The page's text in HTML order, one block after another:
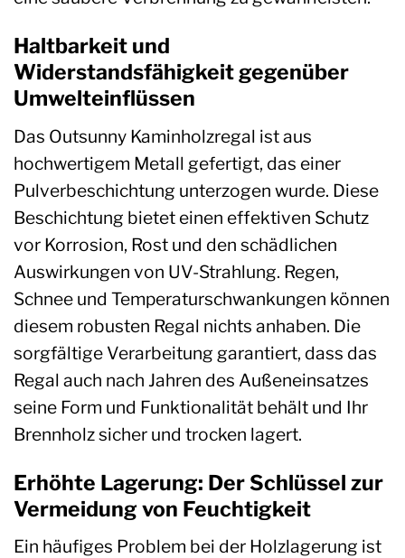
Haltbarkeit und
Widerstandsfähigkeit gegenüber
Umwelteinflüssen
Das Outsunny Kaminholzregal ist aus
hochwertigem Metall gefertigt, das einer
Pulverbeschichtung unterzogen wurde. Diese
Beschichtung bietet einen effektiven Schutz
vor Korrosion, Rost und den schädlichen
Auswirkungen von UV-Strahlung. Regen,
Schnee und Temperaturschwankungen können
diesem robusten Regal nichts anhaben. Die
sorgfältige Verarbeitung garantiert, dass das
Regal auch nach Jahren des Außeneinsatzes
seine Form und Funktionalität behält und Ihr
Brennholz sicher und trocken lagert.
Erhöhte Lagerung: Der Schlüssel zur
Vermeidung von Feuchtigkeit
Ein häufiges Problem bei der Holzlagerung ist